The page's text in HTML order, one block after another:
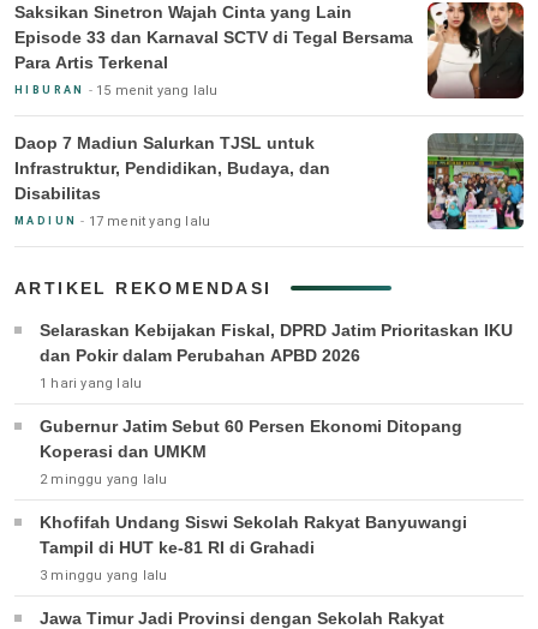
Saksikan Sinetron Wajah Cinta yang Lain
Episode 33 dan Karnaval SCTV di Tegal Bersama
Para Artis Terkenal
HIBURAN 15 menit yang lalu
Daop 7 Madiun Salurkan TJSL untuk
Infrastruktur, Pendidikan, Budaya, dan
Disabilitas
MADIUN 17 menit yang lalu
ARTIKEL REKOMENDASI
Selaraskan Kebijakan Fiskal, DPRD Jatim Prioritaskan IKU
dan Pokir dalam Perubahan APBD 2026
1 hari yang lalu
Gubernur Jatim Sebut 60 Persen Ekonomi Ditopang
Koperasi dan UMKM
2 minggu yang lalu
Khofifah Undang Siswi Sekolah Rakyat Banyuwangi
Tampil di HUT ke-81 RI di Grahadi
3 minggu yang lalu
Jawa Timur Jadi Provinsi dengan Sekolah Rakyat